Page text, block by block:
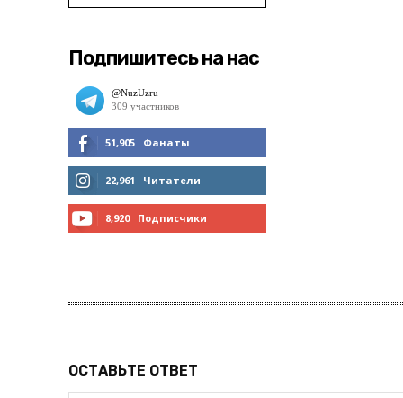
Подпишитесь на нас
51,905 Фанаты
МНЕ НРАВИТСЯ
22,961 Читатели
8,920 Подписчики
ОСТАВЬТЕ ОТВЕТ